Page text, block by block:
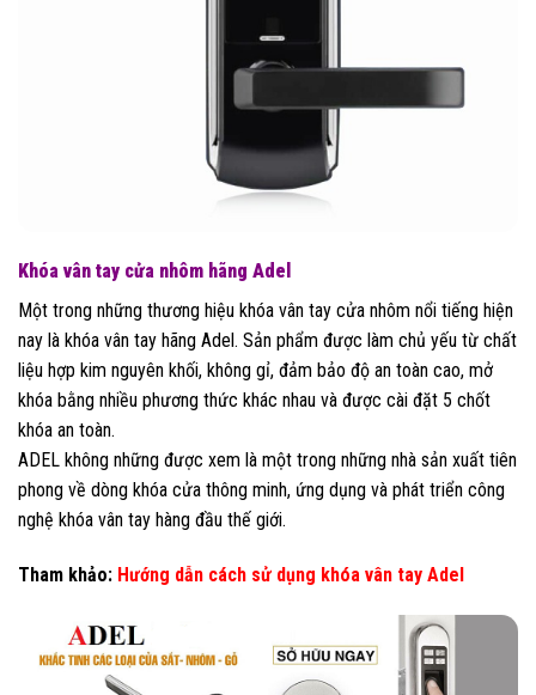
Khóa vân tay cửa nhôm hãng Adel
Một trong những thương hiệu khóa vân tay cửa nhôm nổi tiếng hiện
nay là khóa vân tay hãng Adel. Sản phẩm được làm chủ yếu từ chất
liệu hợp kim nguyên khối, không gỉ, đảm bảo độ an toàn cao, mở
khóa bằng nhiều phương thức khác nhau và được cài đặt 5 chốt
khóa an toàn.
ADEL không những được xem là một trong những nhà sản xuất tiên
phong về dòng khóa cửa thông minh, ứng dụng và phát triển công
nghệ khóa vân tay hàng đầu thế giới.
Tham khảo: Hướng dẫn cách sử dụng khóa vân tay Adel